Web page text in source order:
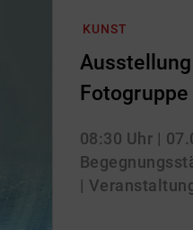
KUNST
Fotogruppe
08:30 Uhr |
|